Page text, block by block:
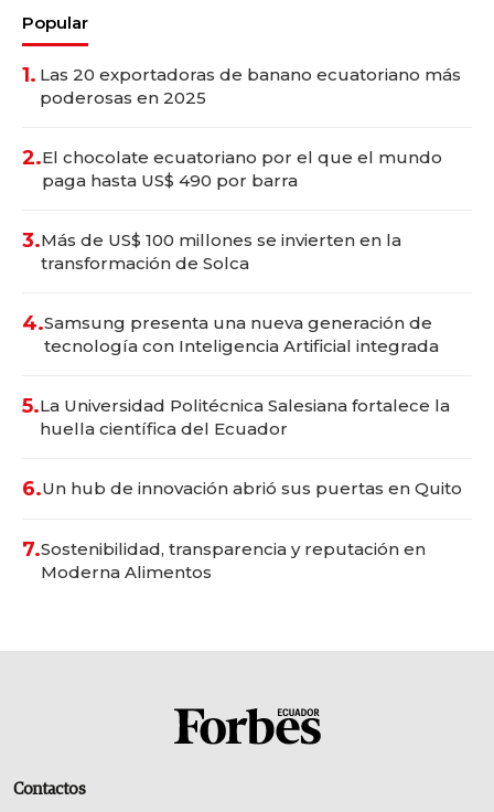
Popular
1. Las 20 exportadoras de banano ecuatoriano más
poderosas en 2025
2.El chocolate ecuatoriano por el que el mundo
paga hasta US$ 490 por barra
3.Más de US$ 100 millones se invierten en la
transformación de Solca
4.Samsung presenta una nueva generación de
tecnología con Inteligencia Artificial integrada
5.La Universidad Politécnica Salesiana fortalece la
huella científica del Ecuador
6.Un hub de innovación abrió sus puertas en Quito
7.Sostenibilidad, transparencia y reputación en
Moderna Alimentos
Contactos